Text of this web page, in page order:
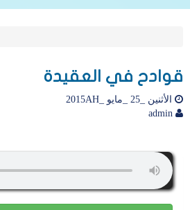
قوادح في العقيدة
الأثنين _25 _مايو _2015AH